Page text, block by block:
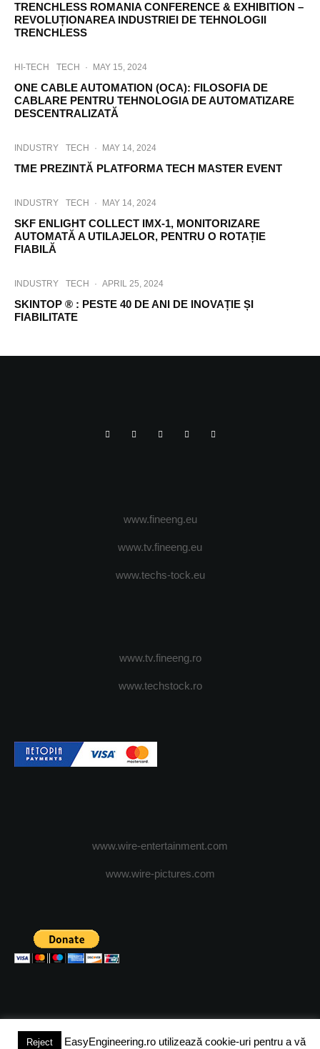
TRENCHLESS ROMANIA CONFERENCE & EXHIBITION –
REVOLUȚIONAREA INDUSTRIEI DE TEHNOLOGII
TRENCHLESS
HI-TECH TECH · MAY 15, 2024
ONE CABLE AUTOMATION (OCA): FILOSOFIA DE
CABLARE PENTRU TEHNOLOGIA DE AUTOMATIZARE
DESCENTRALIZATĂ
INDUSTRY TECH · MAY 14, 2024
TME PREZINTĂ PLATFORMA TECH MASTER EVENT
INDUSTRY TECH · MAY 14, 2024
SKF ENLIGHT COLLECT IMX-1, MONITORIZARE
AUTOMATĂ A UTILAJELOR, PENTRU O ROTAȚIE
FIABILĂ
INDUSTRY TECH · APRIL 25, 2024
SKINTOP ® : PESTE 40 DE ANI DE INOVAȚIE ȘI
FIABILITATE
www.fineeng.eu
www.tv.fineeng.eu
www.techs-tock.eu
www.tv.fineeng.ro
www.techstock.ro
www.wire-entertainment.com
www.wire-pictures.com
(c) 2024 - FineEngineeringMagazine. All rights reserved.
Reject EasyEngineering.ro utilizează cookie-uri pentru a vă